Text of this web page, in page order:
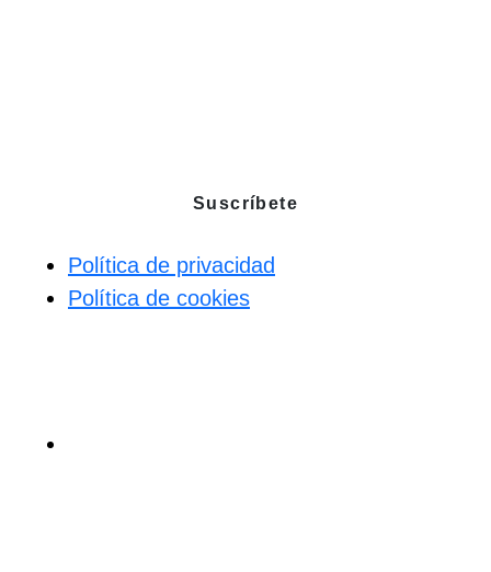
Suscríbete
Política de privacidad
Política de cookies